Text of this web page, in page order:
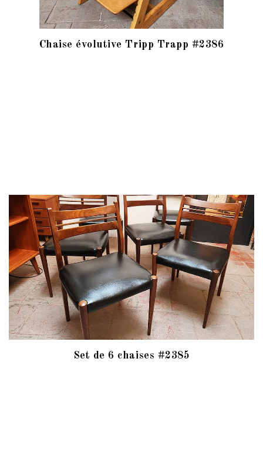
Chaise évolutive Tripp Trapp #2386
Set de 6 chaises #2385